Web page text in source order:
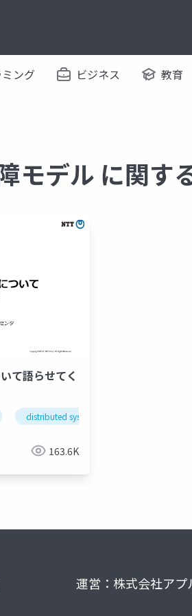
ング ビジネス 教育
モデル に関す
て語らせてく
distributed system
163.6K
運営：株式会社アプ